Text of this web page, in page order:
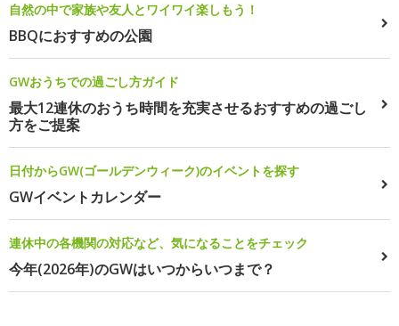
自然の中で家族や友人とワイワイ楽しもう！
BBQにおすすめの公園
GWおうちでの過ごし方ガイド
最大12連休のおうち時間を充実させるおすすめの過ごし
方をご提案
日付からGW(ゴールデンウィーク)のイベントを探す
GWイベントカレンダー
連休中の各機関の対応など、気になることをチェック
今年(2026年)のGWはいつからいつまで？